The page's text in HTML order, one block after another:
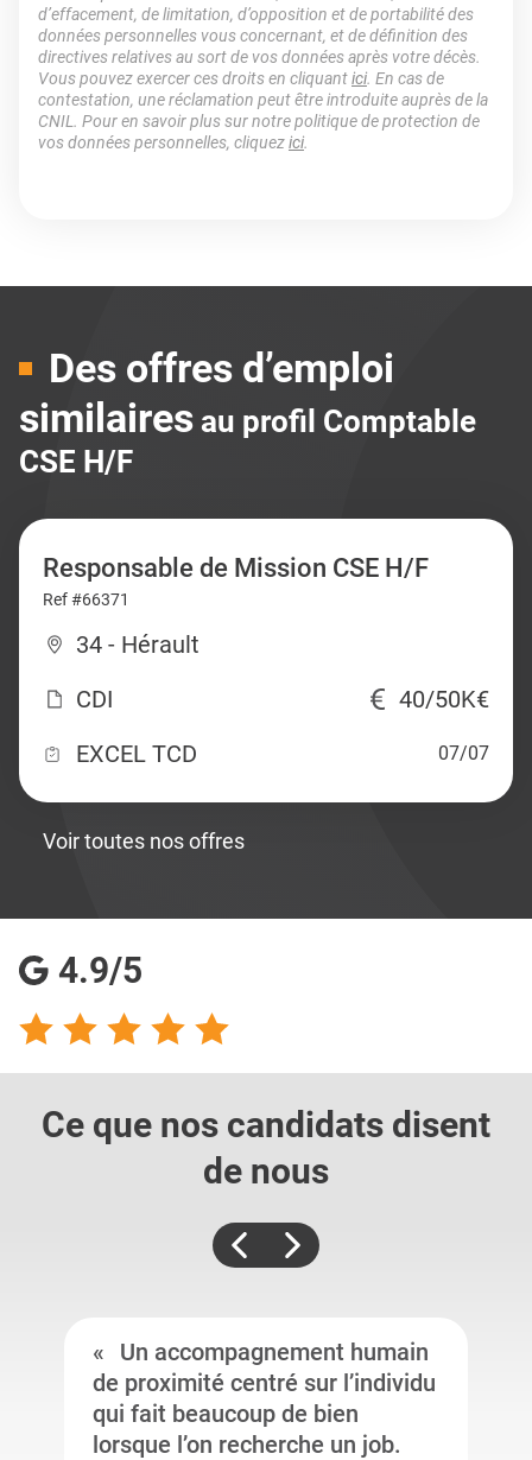
d’effacement, de limitation, d’opposition et de portabilité des
données personnelles vous concernant, et de définition des
directives relatives au sort de vos données après votre décès.
Vous pouvez exercer ces droits en cliquantici. En cas de
contestation, une réclamation peut être introduite auprès de la
CNIL. Pour en savoir plus sur notre politique de protection de
vos données personnelles, cliquezici.
Des offres d’emploi
similaires au profil Comptable
CSE H/F
Responsable de Mission CSE H/F
Ref #66371
34 - Hérault
CDI
40/50K€
EXCEL TCD
07/07
Voir toutes nos offres
4.9/5
Ce que nos candidats disent
de nous
Un accompagnement humain
de proximité centré sur l’individu
qui fait beaucoup de bien
lorsque l’on recherche un job.